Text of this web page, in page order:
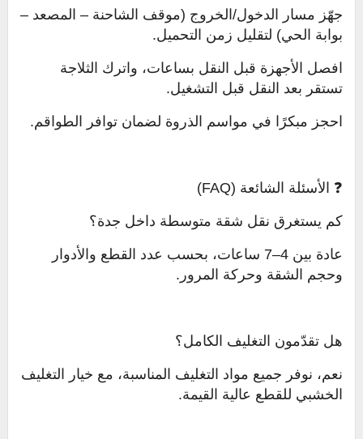
جهّز مسار الدخول/الخروج (موقف الشاحنة – المصعد –
بوابة الحي) لتقليل زمن التحميل.
افصل الأجهزة قبل النقل بساعات، واترك الثلاجة
تستقر بعد النقل قبل التشغيل.
احجز مبكرًا في مواسم الذروة لضمان توافر الطواقم.
❓ الأسئلة الشائعة (FAQ)
كم يستغرق نقل شقة متوسطة داخل جدة؟
عادة بين 4–7 ساعات، بحسب عدد القطع والأدوار
وحجم الشقة وحركة المرور.
هل تقدّمون التغليف الكامل؟
نعم، نوفر جميع مواد التغليف المناسبة، مع خيار التغليف
الخشبي للقطع عالية القيمة.